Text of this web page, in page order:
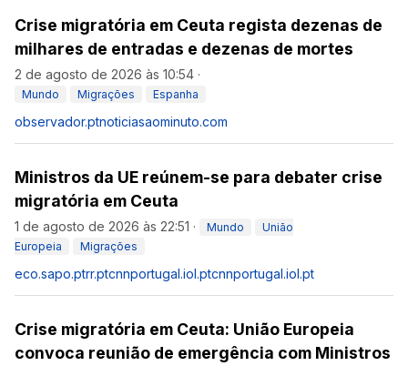
Crise migratória em Ceuta regista dezenas de
milhares de entradas e dezenas de mortes
2 de agosto de 2026 às 10:54 ·
Mundo Migrações Espanha
observador.ptnoticiasaominuto.com
Ministros da UE reúnem-se para debater crise
migratória em Ceuta
1 de agosto de 2026 às 22:51 · Mundo
União
Europeia
Migrações
eco.sapo.ptrr.ptcnnportugal.iol.ptcnnportugal.iol.pt
Crise migratória em Ceuta: União Europeia
convoca reunião de emergência com Ministros